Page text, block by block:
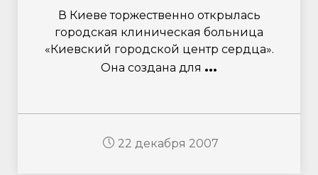
В Киеве торжественно открылась
городская клиническая больница
«Киевский городской центр сердца».
Она создана для ...
22 декабря 2007